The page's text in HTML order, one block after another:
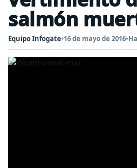
salmón
Equipo Infogate•16 de mayo de 2016•